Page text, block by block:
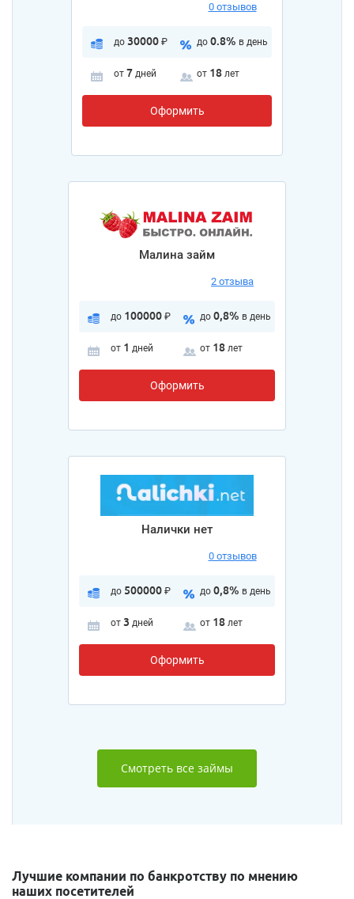
0 отзывов
до 30000 ₽ до 0.8% в день
от 7 дней от 18 лет
Оформить
Малина займ
2 отзыва
до 100000 ₽ до 0,8% в день
от 1 дней от 18 лет
Оформить
Налички нет
0 отзывов
до 500000 ₽ до 0,8% в день
от 3 дней от 18 лет
Оформить
Смотреть все займы
Лучшие компании по банкротству по мнению
наших посетителей